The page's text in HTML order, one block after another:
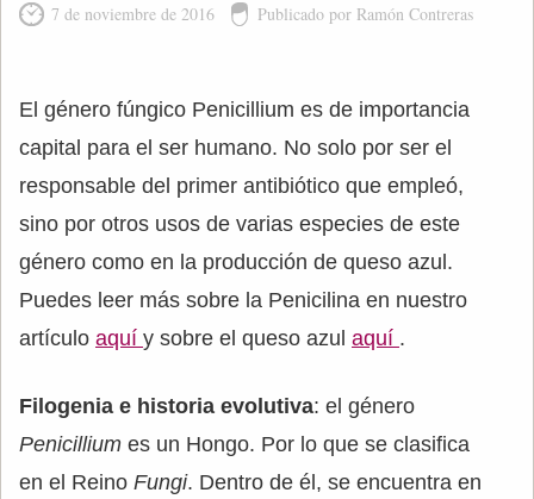
7 de noviembre de 2016 Publicado por Ramón Contreras
El género fúngico Penicillium es de importancia
capital para el ser humano. No solo por ser el
responsable del primer antibiótico que empleó,
sino por otros usos de varias especies de este
género como en la producción de queso azul.
Puedes leer más sobre la Penicilina en nuestro
artículo aquí y sobre el queso azul aquí .
Filogenia e historia evolutiva: el género
Penicillium es un Hongo. Por lo que se clasifica
en el Reino Fungi. Dentro de él, se encuentra en